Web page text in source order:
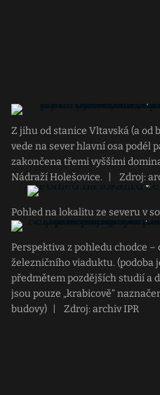
Z jihu od stanice Vltavská (a
vede na sever hlavní osa podél
zakončena třemi vyššími
Nádraží Holešovice.
Zdroj:
Pohled na lokalitu ze severu v
Perspektiva z pohledu chodce
železničního viaduktu. (podoba
předmětem pozdějších studií a
jsou pouze „krabicově“
budovy)
Zdroj: archiv IPR